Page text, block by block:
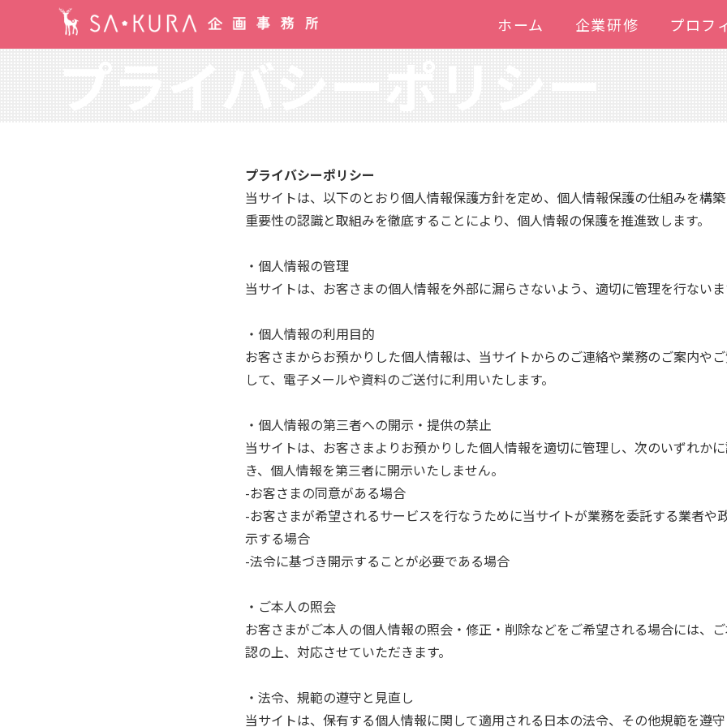
ホーム 企業研修 プロフ
プライバシーポリシー
当サイトは、以下のとおり個人情報保護方針を定め、個人情報保護の仕組みを構
重要性の認識と取組みを徹底することにより、個人情報の保護を推進致します。
・個人情報の管理
当サイトは、お客さまの個人情報を外部に漏らさないよう、適切に管理を行ない
・個人情報の利用目的
お客さまからお預かりした個人情報は、当サイトからのご連絡や業務のご案内や
して、電子メールや資料のご送付に利用いたします。
・個人情報の第三者への開示・提供の禁止
当サイトは、お客さまよりお預かりした個人情報を適切に管理し、次のいずれか
き、個人情報を第三者に開示いたしません。
-お客さまの同意がある場合
-お客さまが希望されるサービスを行なうために当サイトが業務を委託する業者や
示する場合
-法令に基づき開示することが必要である場合
・ご本人の照会
お客さまがご本人の個人情報の照会・修正・削除などをご希望される場合には、
認の上、対応させていただきます。
・法令、規範の遵守と見直し
当サイトは、保有する個人情報に関して適用される日本の法令、その他規範を遵